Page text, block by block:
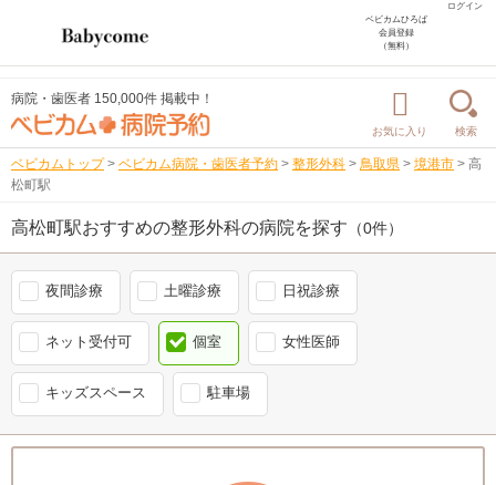
ログイン
ベビカムひろば
会員登録
（無料）
病院・歯医者 150,000件 掲載中！
お気に入り 検索
ベビカムトップ > ベビカム病院・歯医者予約 > 整形外科 > 鳥取県 > 境港市 > 高
松町駅
高松町駅おすすめの整形外科の病院を探す （0件）
夜間診療 土曜診療 日祝診療
ネット受付可 個室 女性医師
キッズスペース 駐車場